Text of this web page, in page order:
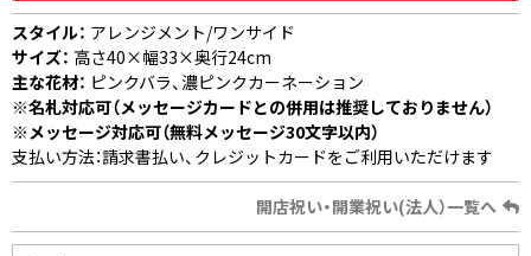
スタイル： アレンジメント/ワンサイド
サイズ： 高さ40×幅33×奥行24cm
主な花材： ピンクバラ、濃ピンクカーネーション
※名札対応可（メッセージカードとの併用は推奨しておりません）
※メッセージ対応可（無料メッセージ30文字以内）
支払い方法：請求書払い、クレジットカードをご利用いただけます
開店祝い・開業祝い(法人）一覧へ